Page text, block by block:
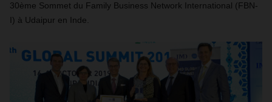
30ème Sommet du Family Business Network International (FBN-
I) à Udaipur en Inde.